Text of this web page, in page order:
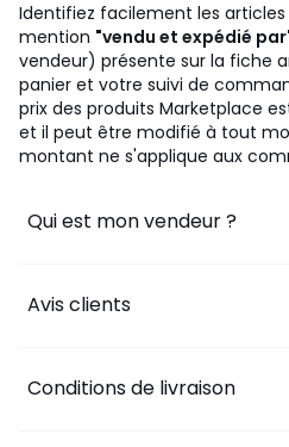
Identifiez facilement les
mention "vendu et expédié
vendeur) présente sur la fiche
panier et votre suivi de
prix des produits Marketplace
et il peut être modifié à tout
montant ne s'applique aux
Qui est mon vendeur ?
Avis clients
Conditions de livraison